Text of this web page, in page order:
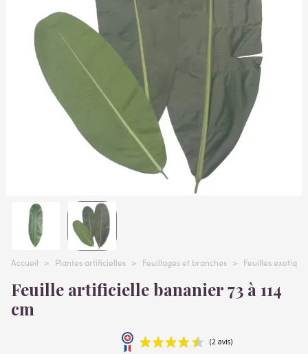
Accueil > Plantes artificielles > Feuillages et branches > Feuilles
Feuille artificielle bananier 73 à 114
cm